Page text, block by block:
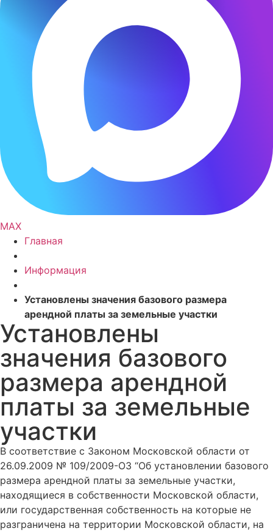
MAX
Главная
Информация
Установлены значения базового размера
арендной платы за земельные участки
Установлены
значения базового
размера арендной
платы за земельные
участки
В соответствие с Законом Московской области от
26.09.2009 № 109/2009-ОЗ “Об установлении базового
размера арендной платы за земельные участки,
находящиеся в собственности Московской области,
или государственная собственность на которые не
разграничена на территории Московской области, на